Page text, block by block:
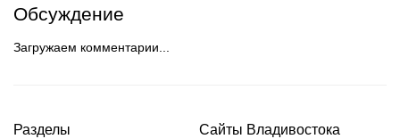
Обсуждение
Загружаем комментарии...
Разделы Сайты Владивостока